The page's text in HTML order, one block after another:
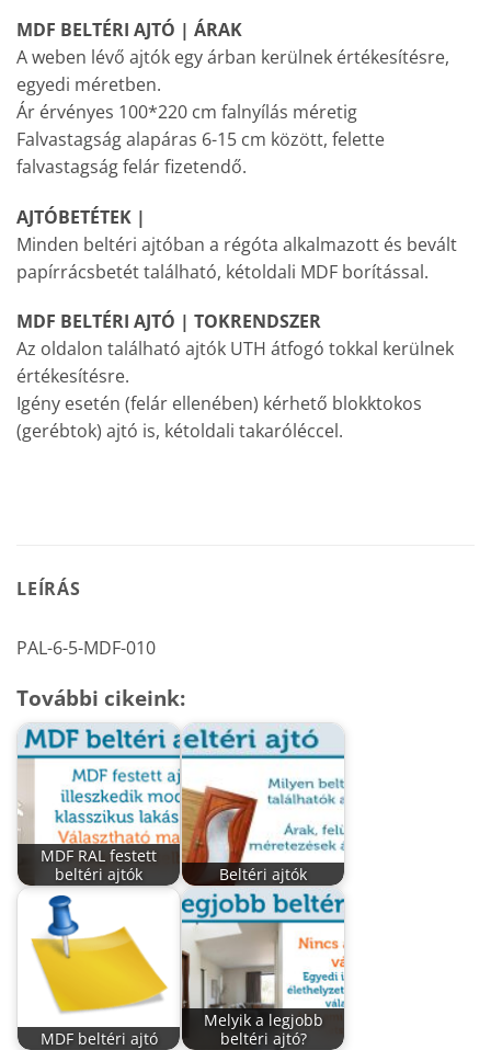
MDF BELTÉRI AJTÓ | ÁRAK
A weben lévő ajtók egy árban kerülnek értékesítésre,
egyedi méretben.
Ár érvényes 100*220 cm falnyílás méretig
Falvastagság alapáras 6-15 cm között, felette
falvastagság felár fizetendő.
AJTÓBETÉTEK |
Minden beltéri ajtóban a régóta alkalmazott és bevált
papírrácsbetét található, kétoldali MDF borítással.
MDF BELTÉRI AJTÓ | TOKRENDSZER
Az oldalon található ajtók UTH átfogó tokkal kerülnek
értékesítésre.
Igény esetén (felár ellenében) kérhető blokktokos
(gerébtok) ajtó is, kétoldali takaróléccel.
LEÍRÁS
PAL-6-5-MDF-010
További cikeink:
MDF RAL festett
beltéri ajtók
Beltéri ajtók
MDF beltéri ajtó
Melyik a legjobb
beltéri ajtó?